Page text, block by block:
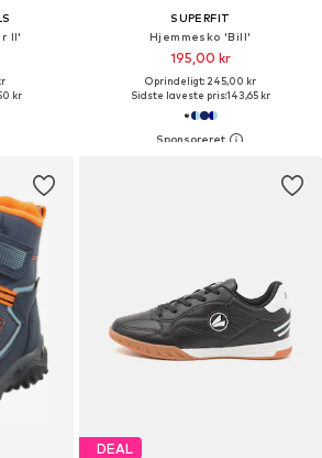
II'
kr
SUPERFIT
Hjemmesko 'Bill'
195,00 kr
Oprindeligt: 245,00 kr
Sidste laveste pris:143,65 kr
DEAL